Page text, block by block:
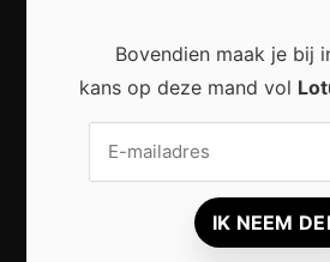
Kleine stappen met
Duurzaam reizen: zo
minder
Bovendien maak je bij
kans op deze mand vol